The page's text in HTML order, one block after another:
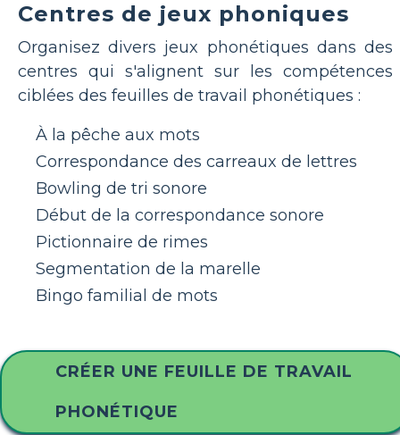
Centres de jeux phoniques
Organisez divers jeux phonétiques dans des
centres qui s'alignent sur les compétences
ciblées des feuilles de travail phonétiques :
À la pêche aux mots
Correspondance des carreaux de lettres
Bowling de tri sonore
Début de la correspondance sonore
Pictionnaire de rimes
Segmentation de la marelle
Bingo familial de mots
CRÉER UNE FEUILLE DE TRAVAIL
PHONÉTIQUE